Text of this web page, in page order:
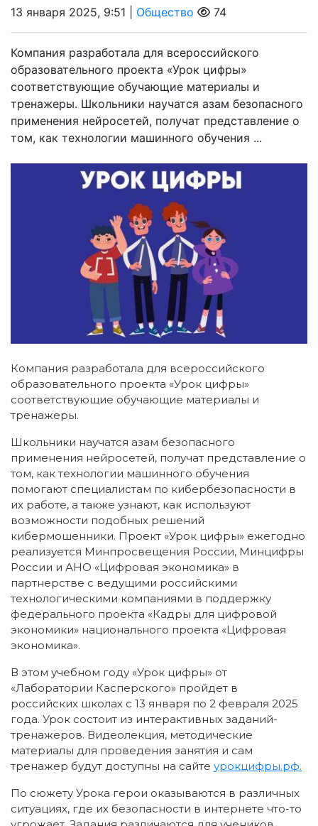
13 января 2025, 9:51 | Общество 74
Компания разработала для всероссийского
образовательного проекта «Урок цифры»
соответствующие обучающие материалы и
тренажеры. Школьники научатся азам безопасного
применения нейросетей, получат представление о
том, как технологии машинного обучения ...
Компания разработала для всероссийского
образовательного проекта «Урок цифры»
соответствующие обучающие материалы и
тренажеры.
Школьники научатся азам безопасного
применения нейросетей, получат представление о
том, как технологии машинного обучения
помогают специалистам по кибербезопасности в
их работе, а также узнают, как используют
возможности подобных решений
кибермошенники. Проект «Урок цифры» ежегодно
реализуется Минпросвещения России, Минцифры
России и АНО «Цифровая экономика» в
партнерстве с ведущими российскими
технологическими компаниями в поддержку
федерального проекта «Кадры для цифровой
экономики» национального проекта «Цифровая
экономика».
В этом учебном году «Урок цифры» от
«Лаборатории Касперского» пройдет в
российских школах с 13 января по 2 февраля 2025
года. Урок состоит из интерактивных заданий-
тренажеров. Видеолекция, методические
материалы для проведения занятия и сам
тренажер будут доступны на сайте урокцифры.рф.
По сюжету Урока герои оказываются в различных
ситуациях, где их безопасности в интернете что-то